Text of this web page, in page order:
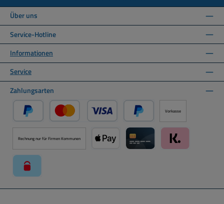
Über uns
Service-Hotline
Informationen
Service
Zahlungsarten
PayPal Kredit- oder Debitkarte über PayPal
Später Bezahlen über PayPal
Vorkasse
Rechnung nur für Firmen Kommunen